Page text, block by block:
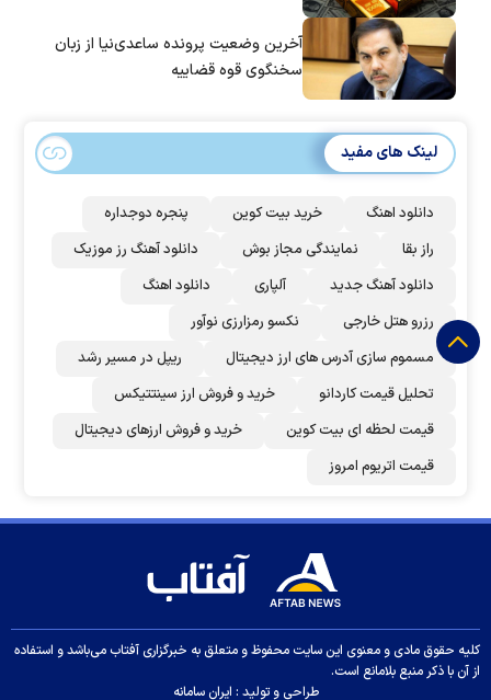
آخرین وضعیت پرونده ساعدی‌نیا از زبان
سخنگوی قوه قضاییه
لینک های مفید
دانلود اهنگ خرید بیت کوین
پنجره دوجداره
راز بقا
نمایندگی مجاز بوش
دانلود آهنگ رز‌ موزیک
دانلود آهنگ جدید
آلپاری
دانلود اهنگ
رزرو هتل خارجی
نکسو رمزارزی نوآور
مسموم سازی آدرس های ارز دیجیتال
ریپل در مسیر رشد
تحلیل قیمت کاردانو
خرید و فروش ارز سینتتیکس
قیمت لحظه ای بیت کوین
خرید و فروش ارزهای دیجیتال
قیمت اتریوم امروز
کلیه حقوق مادی و معنوی این سایت محفوظ و متعلق به خبرگزاری آفتاب می‌باشد و استفاده
از آن با ذکر منبع بلامانع است.
طراحی و تولید : ایران سامانه